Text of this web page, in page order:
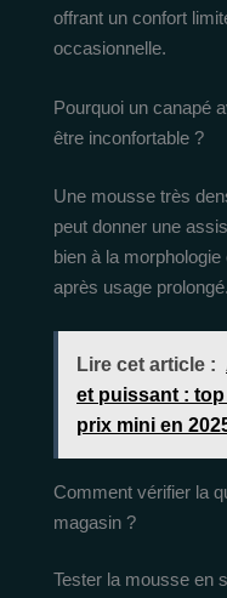
offrant un confort
occasionnelle.
Pourquoi un canapé
être inconfortable ?
Une mousse très
peut donner une
bien à la
après usage prolongé.
Lire cet article :
et puissant :
prix mini en
Comment vérifier la
magasin ?
Tester la mousse en